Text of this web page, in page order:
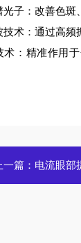
子：改善色斑
技术：通过高频
术：精准作用
一篇： 电流眼部